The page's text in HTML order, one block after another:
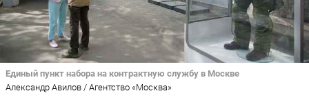
Единый пункт набора на контрактную службу в Москве
Александр Авилов / Агентство «Москва»